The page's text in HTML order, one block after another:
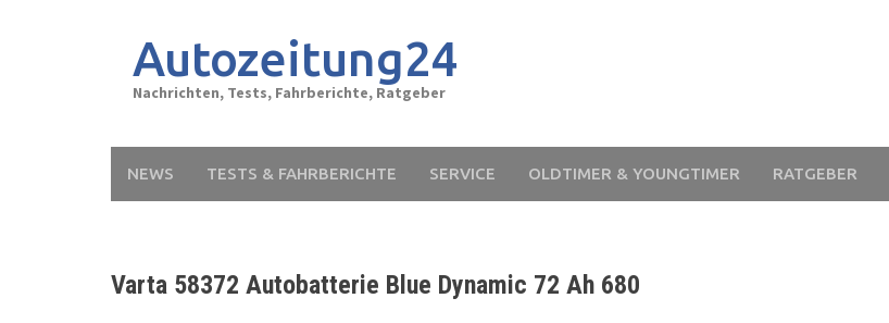
Autozeitung24
Nachrichten, Tests, Fahrberichte, Ratgeber
NEWS TESTS & FAHRBERICHTE SERVICE OLDTIMER & YOUNGTIMER RATGEBER
Varta 58372 Autobatterie Blue Dynamic 72 Ah 680